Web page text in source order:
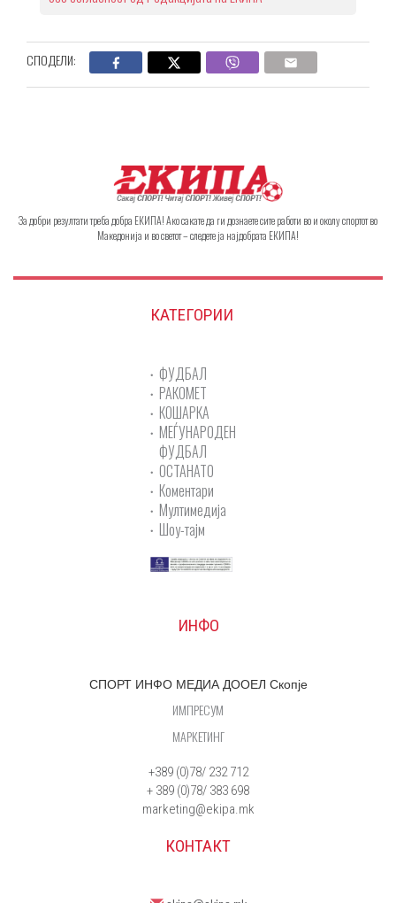
СПОДЕЛИ:
За добри резултати треба добра ЕКИПА! Ако сакате да ги дознаете сите работи во и околу спортот во
Македонија и во светот – следете ја најдобрата ЕКИПА!
КАТЕГОРИИ
ФУДБАЛ
РАКОМЕТ
КОШАРКА
МЕЃУНАРОДЕН
ФУДБАЛ
ОСТАНАТО
Коментари
Мултимедија
Шоу-тајм
ИНФО
СПОРТ ИНФО МЕДИА ДООЕЛ Скопје
ИМПРЕСУМ
МАРКЕТИНГ
+389 (0)78/ 232 712
+ 389 (0)78/ 383 698
marketing@ekipa.mk
КОНТАКТ